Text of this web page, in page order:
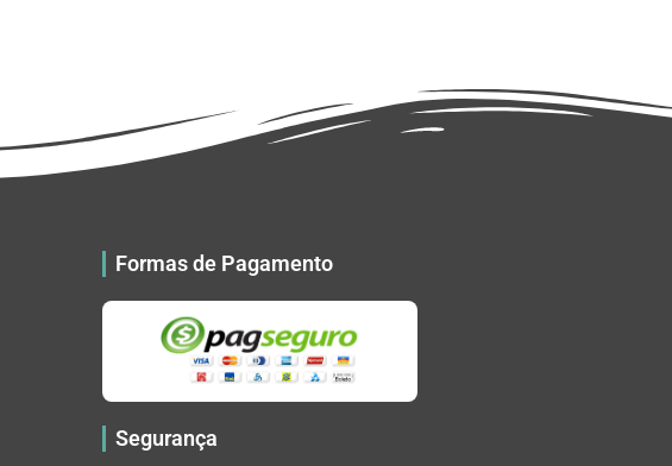
Formas de Pagamento
Segurança